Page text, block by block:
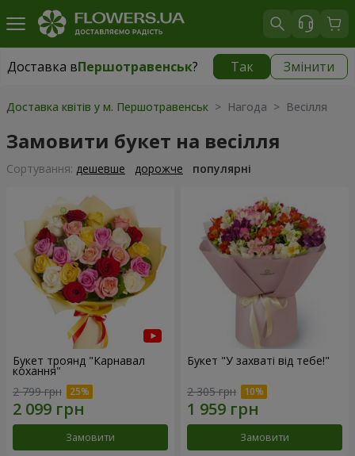
Доставка вПершотравенськ? Так Змінити
Доставка вПершотравенськ|1334 грн
Доставка квітів у м. Першотравенськ > Нагода > Весілля
Замовити букет на весілля
Сортування: дешевше дорожче популярні
Букет троянд "Карнавал
кохання"
2 799 грн
Замовити
Букет "У захваті від тебе!"
2 305 грн
Замовити